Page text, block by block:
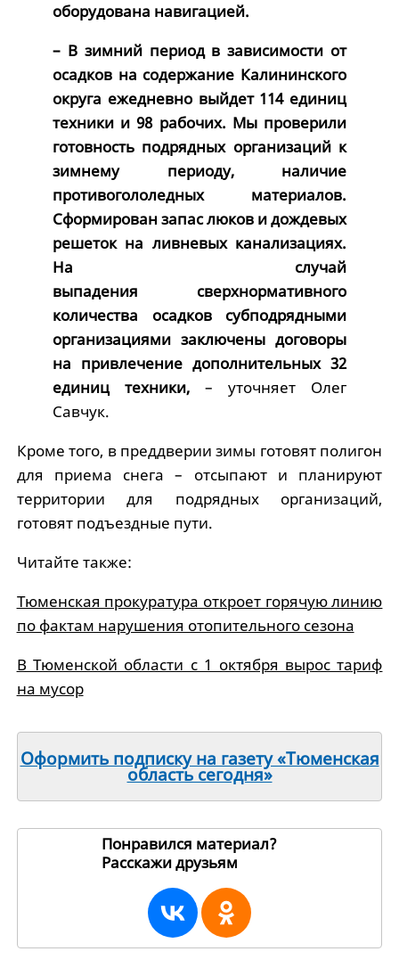
оборудована навигацией.
– В зимний период в зависимости от
осадков на содержание Калининского
округа ежедневно выйдет 114 единиц
техники и 98 рабочих. Мы проверили
готовность подрядных организаций к
зимнему периоду, наличие
противогололедных материалов.
Сформирован запас люков и дождевых
решеток на ливневых канализациях.
На случай
выпадения сверхнормативного
количества осадков субподрядными
организациями заключены договоры
на привлечение дополнительных 32
единиц техники, – уточняет Олег
Савчук.
Кроме того, в преддверии зимы готовят полигон
для приема снега – отсыпают и планируют
территории для подрядных организаций,
готовят подъездные пути.
Читайте также:
Тюменская прокуратура откроет горячую линию
по фактам нарушения отопительного сезона
В Тюменской области с 1 октября вырос тариф
на мусор
Оформить подписку на газету «Тюменская
область сегодня»
Понравился материал?
Расскажи друзьям